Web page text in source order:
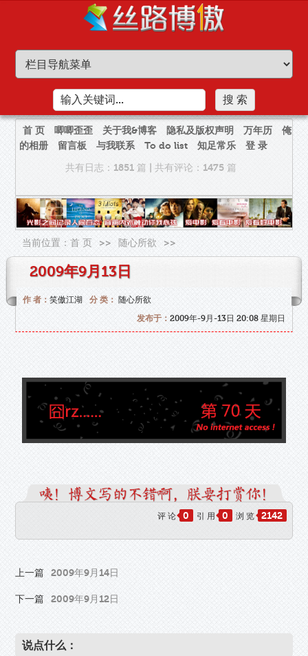
首 页 唧唧歪歪 关于我&博客 隐私及版权声明 万年历
俺
的相册
留言板 与我联系 To do list 知足常乐
登 录
共有日志：1851 篇
共有评论：1475 篇
当前位置：首 页 >> 随心所欲 >>
2009年9月13日
作 者：笑傲江湖 分 类： 随心所欲
发布于： 2009年-9月-13日 20:08 星期日
评 论 0 引 用 0 浏 览 2142
上一篇 2009年9月14日
下一篇 2009年9月12日
说点什么：